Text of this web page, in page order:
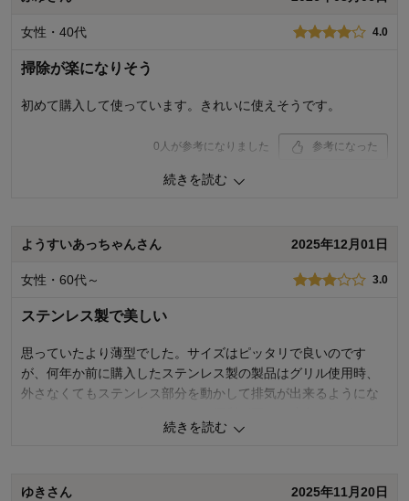
商品を使う人：
女性・40代 4.0
掃除が楽になりそう
初めて購入して使っています。きれいに使えそうです。
0 人が参考になりました 参考になった
4.0
デザイン・色
商品を使う人：
続きを読む
ようすいあっちゃんさん 2025年12月01日
女性・60代～ 3.0
ステンレス製で美しい
思っていたより薄型でした。サイズはピッタリで良いのです
が、何年か前に購入したステンレス製の製品はグリル使用時、
外さなくてもステンレス部分を動かして排気が出来るようにな
続きを読む
ゆきさん 2025年11月20日